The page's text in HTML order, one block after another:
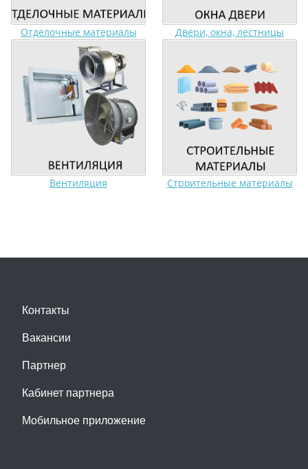
Отделочные материалы Двери, окна, лестницы
Вентиляция Строительные материалы
Контакты
Вакансии
Партнер
Кабинет партнера
Мобильное приложение